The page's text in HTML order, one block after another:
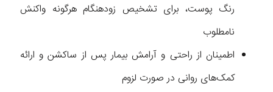
رنگ پوست، برای تشخیص زودهنگام هرگونه واکنش
نامطلوب
اطمینان از راحتی و آرامش بیمار پس از ساکشن و ارائه
کمک‌های روانی در صورت لزوم